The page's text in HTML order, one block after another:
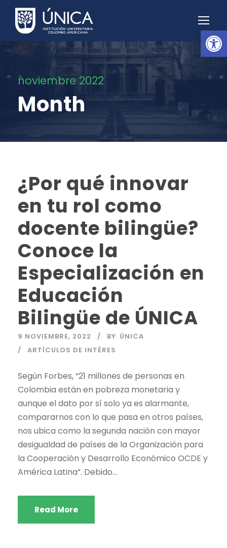
Abrir barra de herramientas
noviembre 2022
Month
¿Por qué innovar
en tu rol como
docente bilingüe?
Conoce la
Especialización en
Educación
Bilingüe de ÚNICA
9 NOVIEMBRE, 2022 BY ÚNICA
ARTÍCULOS DE INTÉRES
Según Forbes, “21 millones de personas en
Colombia están en pobreza monetaria y
aunque el dato por sí solo ya es alarmante,
compararnos con lo que pasa en otros países,
nos ubica como la segunda nación con mayor
desigualdad de países de la Organización para
la Cooperación y Desarrollo Económico OCDE y
América Latina”. Debido...
Read More